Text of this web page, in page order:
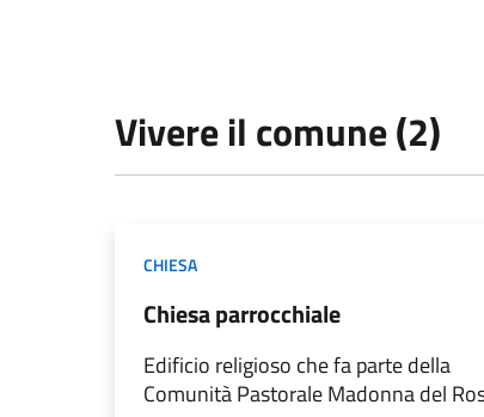
Vivere il comune (2)
CHIESA
Chiesa parrocchiale
Edificio religioso che fa parte della
Comunità Pastorale Madonna del